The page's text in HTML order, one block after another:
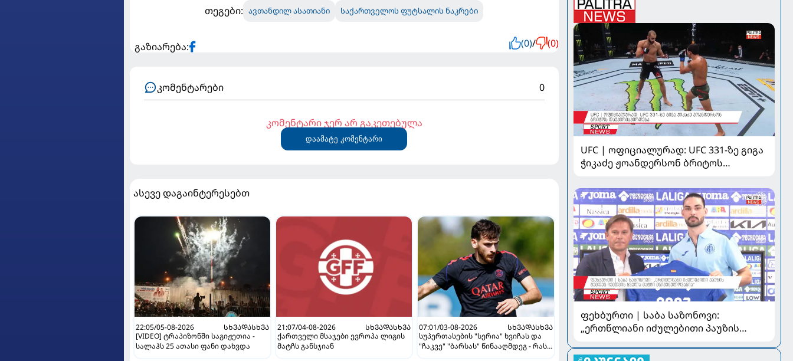
თეგები: ავთანდილ ასათიანი საქართველოს ფუტსალის ნაკრები
გაზიარება: (0)/ (0)
კომენტარები 0
კომენტარი ჯერ არ გაკეთებულა
დაამატე კომენტარი
ასევე დაგაინტერესებთ
22:05/05-08-2026
ᲡᲮᲕᲐᲓᲐᲡᲮᲕᲐ
[VIDEO] ტრაპიზონში საგიჟეთია -
სალაჰს 25 ათასი ფანი დახვდა
21:07/04-08-2026
ᲡᲮᲕᲐᲓᲐᲡᲮᲕᲐ
ქართველი მსაჯები ევროპა ლიგის
მატჩს განსჯიან
07:01/03-08-2026
ᲡᲮᲕᲐᲓᲐᲡᲮᲕᲐ
სუპერთასების "სერია" ხვიჩას და
"ჩაკვე" "ბარსას" წინააღმდეგ - რას
UFC | ოფიციალურად: UFC 331-ზე გიგა
ჭიკაძე ჟოანდერსონ ბრიტოს
ფეხბურთი | საბა საზონოვი:
„ერთწლიანი იძულებითი პაუზის
მნიშვნელოვანია“